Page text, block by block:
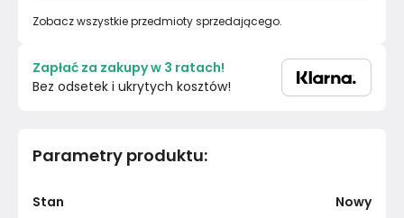
Parametry produktu:
Stan Nowy
Zobacz wszystkie przedmioty sprzedającego.
Zapłać za zakupy w 3 ratach!
Bez odsetek i ukrytych kosztów!